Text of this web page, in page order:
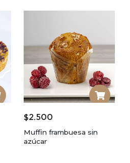
$2.500
Muffin frambuesa sin
azúcar